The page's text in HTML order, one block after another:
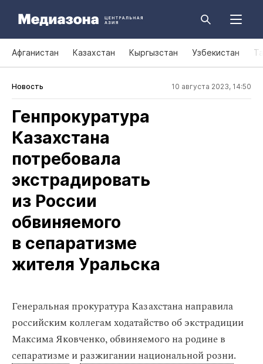
Афганистан Казахстан Кыргызстан Узбекистан
Новость 10 августа 2023, 14:50
Генпрокуратура
Казахстана
потребовала
экстрадировать
из России
обвиняемого
в сепаратизме
жителя Уральска
Генеральная прокуратура Казахстана направила
российским коллегам ходатайство об экстрадиции
Максима Яковченко, обвиняемого на родине в
сепаратизмеиразжигании национальной розни.